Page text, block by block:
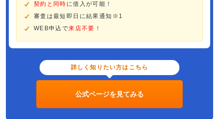
契約と同時 に借入が可能！
審査は最短即日に結果通知※1
WEB申込で来店不要！
詳しく知りたい方はこちら
公式ページを見てみる